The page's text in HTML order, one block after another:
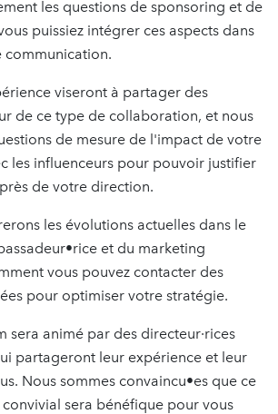
les questions de sponsoring et de
puissiez intégrer ces aspects dans
communication.
viseront à partager des
de ce type de collaboration, et nous
de mesure de l'impact de votre
les influenceurs pour pouvoir justifier
de votre direction.
les évolutions actuelles dans le
et du marketing
vous pouvez contacter des
pour optimiser votre stratégie.
sera animé par des directeur·rices
partageront leur expérience et leur
Nous sommes convaincu•es que ce
sera bénéfique pour vous